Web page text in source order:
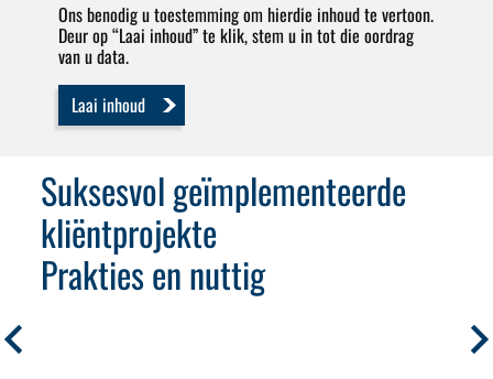
Ons benodig u toestemming om hierdie inhoud te vertoon.
Deur op “Laai inhoud” te klik, stem u in tot die oordrag
van u data.
Laai inhoud
Suksesvol geïmplementeerde
kliëntprojekte
Prakties en nuttig